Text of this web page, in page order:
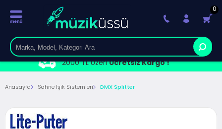
2000 TL ÜzeriÜcretsiz Kargo !
0
Anasayfa Sahne Işık Sistemleri DMX Splitter